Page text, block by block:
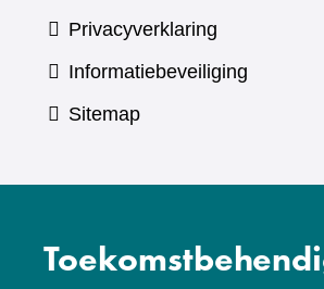
Privacyverklaring
Informatiebeveiliging
Sitemap